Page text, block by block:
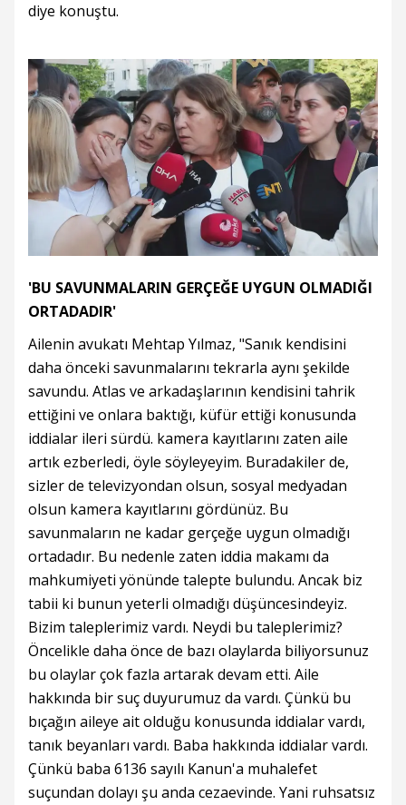
diye konuştu.
'BU SAVUNMALARIN GERÇEĞE UYGUN OLMADIĞI
ORTADADIR'
Ailenin avukatı Mehtap Yılmaz, "Sanık kendisini
daha önceki savunmalarını tekrarla aynı şekilde
savundu. Atlas ve arkadaşlarının kendisini tahrik
ettiğini ve onlara baktığı, küfür ettiği konusunda
iddialar ileri sürdü. kamera kayıtlarını zaten aile
artık ezberledi, öyle söyleyeyim. Buradakiler de,
sizler de televizyondan olsun, sosyal medyadan
olsun kamera kayıtlarını gördünüz. Bu
savunmaların ne kadar gerçeğe uygun olmadığı
ortadadır. Bu nedenle zaten iddia makamı da
mahkumiyeti yönünde talepte bulundu. Ancak biz
tabii ki bunun yeterli olmadığı düşüncesindeyiz.
Bizim taleplerimiz vardı. Neydi bu taleplerimiz?
Öncelikle daha önce de bazı olaylarda biliyorsunuz
bu olaylar çok fazla artarak devam etti. Aile
hakkında bir suç duyurumuz da vardı. Çünkü bu
bıçağın aileye ait olduğu konusunda iddialar vardı,
tanık beyanları vardı. Baba hakkında iddialar vardı.
Çünkü baba 6136 sayılı Kanun'a muhalefet
suçundan dolayı şu anda cezaevinde. Yani ruhsatsız